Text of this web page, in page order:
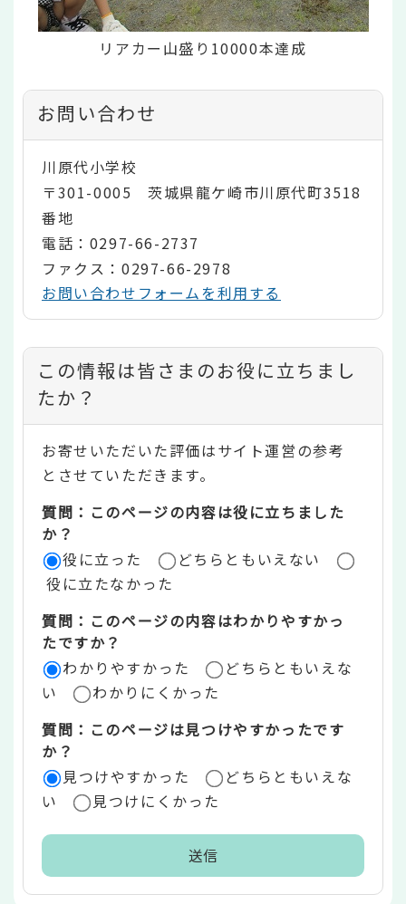
リアカー山盛り10000本達成
お問い合わせ
川原代小学校
〒301-0005 茨城県龍ケ崎市川原代町3518
番地
電話：0297-66-2737
ファクス：0297-66-2978
お問い合わせフォームを利用する
コ
ン
テ
ン
ツ
評
価
リ
ア
この情報は皆さまのお役に立ちまし
たか？
お寄せいただいた評価はサイト運営の参考
とさせていただきます。
質問：このページの内容は役に立ちました
か？
役に立った
どちらともいえない
役に立たなかった
質問：このページの内容はわかりやすかっ
たですか？
わかりやすかった
どちらともいえな
い
わかりにくかった
質問：このページは見つけやすかったです
か？
見つけやすかった
どちらともいえな
い
見つけにくかった